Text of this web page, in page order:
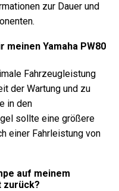
zur Dauer und
meinen Yamaha PW80
Fahrzeugleistung
der Wartung und zu
in den
sollte eine größere
einer Fahrleistung von
auf meinem
zurück?